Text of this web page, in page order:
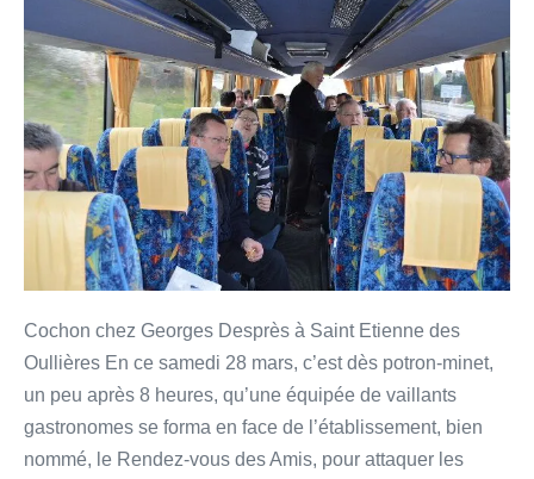
Cochon chez Georges Desprès à Saint Etienne des
Oullières En ce samedi 28 mars, c’est dès potron-minet,
un peu après 8 heures, qu’une équipée de vaillants
gastronomes se forma en face de l’établissement, bien
nommé, le Rendez-vous des Amis, pour attaquer les